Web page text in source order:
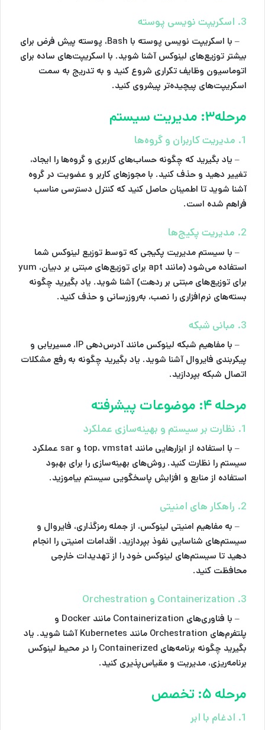
3. اسکریپت نویسی پوسته
– با اسکریپت نویسی پوسته با Bash، پوسته پیش فرض برای
بیشتر توزیع‌های لینوکس آشنا شوید. با اسکریپت‌های ساده برای
اتوماسیون وظایف تکراری شروع کنید و به تدریج به سمت
اسکریپت‌های پیچیده‌تر پیشروی کنید.
مرحله۳: مدیریت سیستم
1. مدیریت کاربران و گروه‌ها
– یاد بگیرید که چگونه حساب‌های کاربری و گروه‌ها را ایجاد،
تغییر دهید و حذف کنید. با مجوزهای کاربر و عضویت در گروه
آشنا شوید تا اطمینان حاصل کنید که کنترل دسترسی مناسب
فراهم شده است.
2. مدیریت پکیج‌ها
– با سیستم مدیریت پکیجی که توسط توزیع لینوکس شما
استفاده می‌شود (مانند apt برای توزیع‌های مبتنی بر دبیان، yum
برای توزیع‌های مبتنی بر ردهت) آشنا شوید. یاد بگیرید چگونه
بسته‌های نرم‌افزاری را نصب، به‌روزرسانی و حذف کنید.
3. مبانی شبکه
– با مفاهیم شبکه لینوکس مانند آدرس‌دهی IP، مسیریابی و
پیکربندی فایروال آشنا شوید. یاد بگیرید چگونه به رفع مشکلات
اتصال شبکه بپردازید.
مرحله ۴: موضوعات پیشرفته
1. نظارت بر سیستم و بهینه‌سازی عملکرد
– با استفاده از ابزارهایی مانند top، vmstat و sar عملکرد
سیستم را نظارت کنید. روش‌های بهینه‌سازی را برای بهبود
استفاده از منابع و افزایش پاسخگویی سیستم بیاموزید.
2. راهکار‌ های امنیتی
– به مفاهیم امنیتی لینوکس، از جمله رمزگذاری، فایروال و
سیستم‌های شناسایی نفوذ بپردازید. اقدامات امنیتی را انجام
دهید تا سیستم‌های لینوکس خود را از تهدیدات خارجی
محافظت کنید.
3. Containerization و Orchestration
– با فناوری‌های Containerization مانند Docker و
پلتفرم‌های Orchestration مانند Kubernetes آشنا شوید. یاد
بگیرید چگونه برنامه‌های Containerized را در محیط لینوکس
برنامه‌ریزی، مدیریت و مقیاس‌پذیری کنید.
مرحله ۵: تخصص
1. ادغام با ابر